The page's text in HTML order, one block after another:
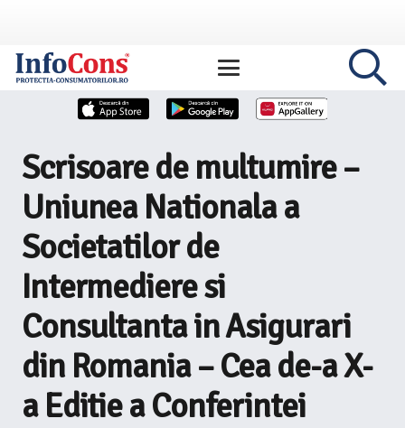
Scrisoare de multumire –
Uniunea Nationala a
Societatilor de
Intermediere si
Consultanta in Asigurari
din Romania – Cea de-a X-
a Editie a Conferintei